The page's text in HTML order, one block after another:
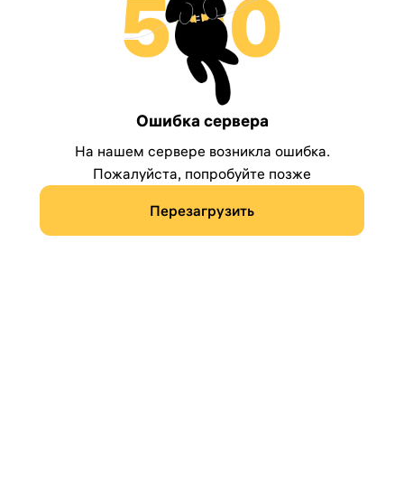
Ошибка сервера
На нашем сервере возникла ошибка.
Пожалуйста, попробуйте позже
Перезагрузить